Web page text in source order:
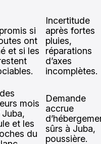
si
ont
et si les
Incertitude
après fortes
pluies,
réparations
d’axes
incomplètes.
mois
et les
du
Demande
accrue
sûrs à Juba,
poussière.